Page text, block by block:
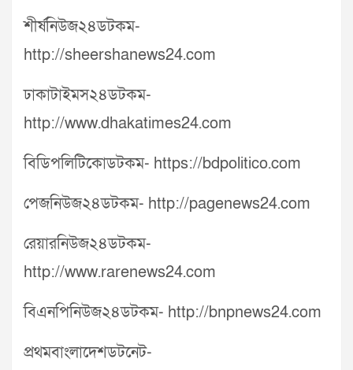
শীর্ষনিউজ২৪ডটকম-
http://sheershanews24.com
ঢাকাটাইমস২৪ডটকম-
http://www.dhakatimes24.com
বিডিপলিটিকোডটকম- https://bdpolitico.com
পেজনিউজ২৪ডটকম- http://pagenews24.com
রেয়ারনিউজ২৪ডটকম-
http://www.rarenews24.com
বিএনপিনিউজ২৪ডটকম- http://bnpnews24.com
প্রথমবাংলাদেশডটনেট-